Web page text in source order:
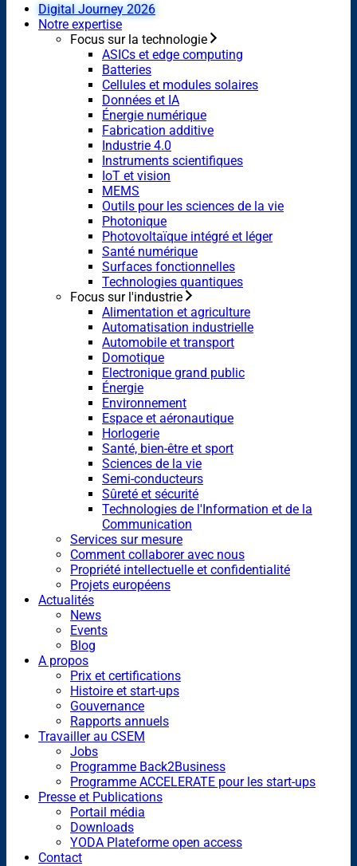
Digital Journey 2026
Notre expertise
Focus sur la technologie
ASICs et edge computing
Batteries
Cellules et modules solaires
Données et IA
Énergie numérique
Fabrication additive
Industrie 4.0
Instruments scientifiques
IoT et vision
MEMS
Outils pour les sciences de la vie
Photonique
Photovoltaïque intégré et léger
Santé numérique
Surfaces fonctionnelles
Technologies quantiques
Focus sur l'industrie
Alimentation et agriculture
Automatisation industrielle
Automobile et transport
Domotique
Electronique grand public
Énergie
Environnement
Espace et aéronautique
Horlogerie
Santé, bien-être et sport
Sciences de la vie
Semi-conducteurs
Sûreté et sécurité
Technologies de l'Information et de la
Communication
Services sur mesure
Comment collaborer avec nous
Propriété intellectuelle et confidentialité
Projets européens
Actualités
News
Events
Blog
A propos
Prix et certifications
Histoire et start-ups
Gouvernance
Rapports annuels
Travailler au CSEM
Jobs
Programme Back2Business
Programme ACCELERATE pour les start-ups
Presse et Publications
Portail média
Downloads
YODA Plateforme open access
Contact